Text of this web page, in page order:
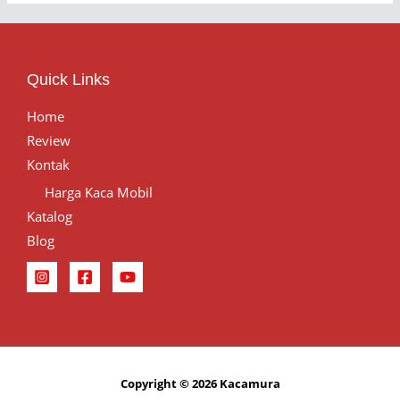
Quick Links
Home
Review
Kontak
Harga Kaca Mobil
Katalog
Blog
Copyright © 2026 Kacamura